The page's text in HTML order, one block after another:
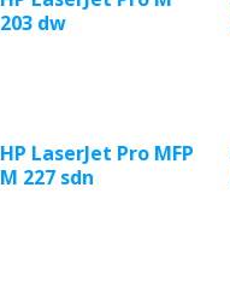
203 dw
HP LaserJet Pro MFP
M 227 sdn